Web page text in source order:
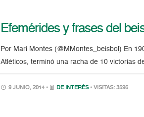
Efemérides y frases del
Por Mari Montes (@MMontes_beisbol) En
Atléticos, terminó una racha de 10 victorias
9 JUNIO, 2014 • DE INTERÉS • VISITAS: 3596